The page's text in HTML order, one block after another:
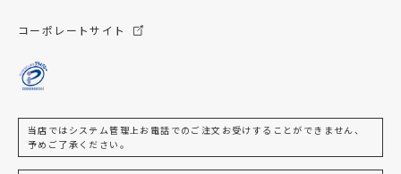
コーポレートサイト
当店ではシステム管理上お電話でのご注文お受けすることができません、
予めご了承ください。